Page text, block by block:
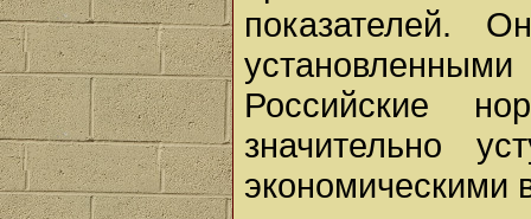
показателей.
Российские
значительно
экономическими